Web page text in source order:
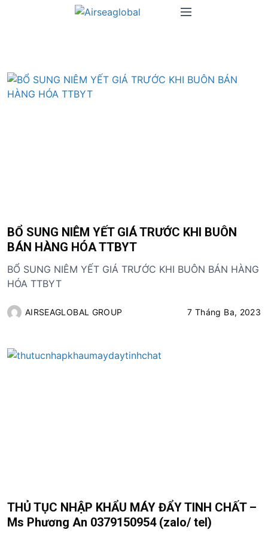
M
BỔ SUNG NIÊM YẾT GIÁ TRƯỚC KHI BUÔN
BÁN HÀNG HÓA TTBYT
BỔ SUNG NIÊM YẾT GIÁ TRƯỚC KHI BUÔN BÁN HÀNG
HÓA TTBYT
AIRSEAGLOBAL GROUP 7 Tháng Ba, 2023
THỦ TỤC NHẬP KHẨU MÁY ĐẨY TINH CHẤT –
Ms Phương An 0379150954 (zalo/ tel)